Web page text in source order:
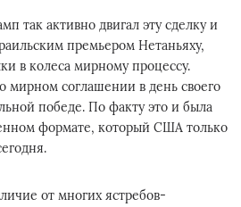
так активно двигал эту сделку и
премьером Нетаньяху,
в колеса мирному процессу.
мирном соглашении в день своего
победе. По факту это и была
формате, который США только
от многих ястребов-